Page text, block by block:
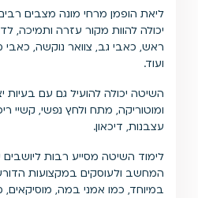
ליאת הופמן מרחי מונה מצבים
יכולה להוות מקור עזרה ותמיכה,
ראש, כאבי גב, צוואר נוקשה,
ועוד.
השיטה יכולה להועיל גם עם בעיות
ומוטוריקה, מתח ולחץ נפשי, קשיי
עצבנות, דיכאון.
לימוד השיטה מסייע רבות
המחשב ולעוסקים במקצועות
במיוחד, כמו אמני במה, מוסיקאים,